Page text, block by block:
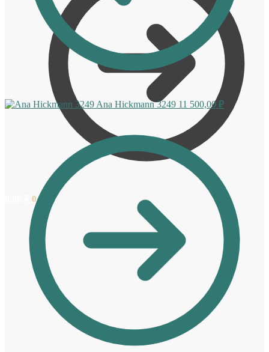
0
Ana Hickmann 3249 11 500,00 ₽